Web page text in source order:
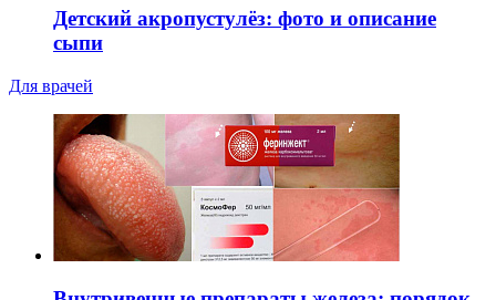
Детский акропустулёз: фото и описание
сыпи
Для врачей